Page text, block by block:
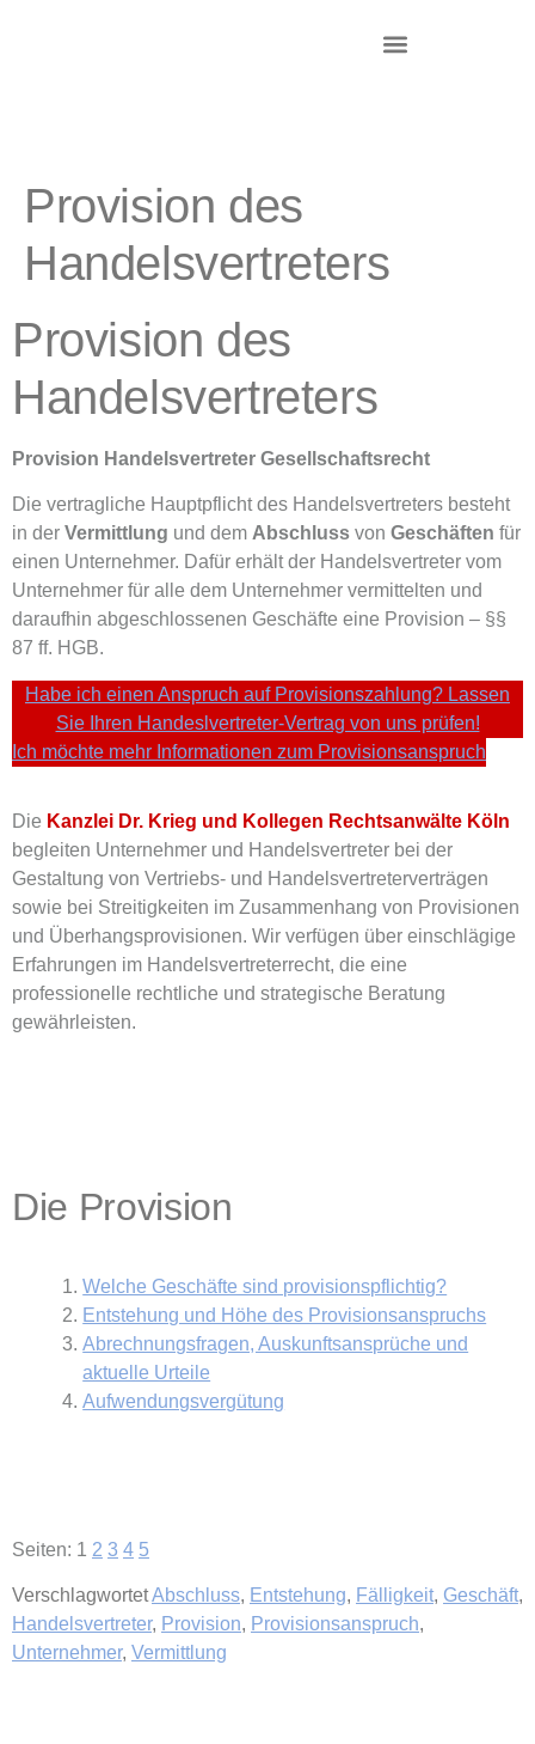
Provision des
Handelsvertreters
Provision des
Handelsvertreters
Provision Handelsvertreter Gesellschaftsrecht
Die vertragliche Hauptpflicht des Handelsvertreters besteht
in der Vermittlung und dem Abschluss von Geschäften für
einen Unternehmer. Dafür erhält der Handelsvertreter vom
Unternehmer für alle dem Unternehmer vermittelten und
daraufhin abgeschlossenen Geschäfte eine Provision – §§
87 ff. HGB.
Habe ich einen Anspruch auf Provisionszahlung? Lassen
Sie Ihren Handeslvertreter-Vertrag von uns prüfen!
Ich möchte mehr Informationen zum Provisionsanspruch
Die Kanzlei Dr. Krieg und Kollegen Rechtsanwälte Köln
begleiten Unternehmer und Handelsvertreter bei der
Gestaltung von Vertriebs- und Handelsvertreterverträgen
sowie bei Streitigkeiten im Zusammenhang von Provisionen
und Überhangsprovisionen. Wir verfügen über einschlägige
Erfahrungen im Handelsvertreterrecht, die eine
professionelle rechtliche und strategische Beratung
gewährleisten.
Die Provision
Welche Geschäfte sind provisionspflichtig?
Entstehung und Höhe des Provisionsanspruchs
Abrechnungsfragen, Auskunftsansprüche und
aktuelle Urteile
Aufwendungsvergütung
Seiten: 1 2 3 4 5
VerschlagwortetAbschluss, Entstehung, Fälligkeit, Geschäft,
Handelsvertreter, Provision, Provisionsanspruch,
Unternehmer, Vermittlung